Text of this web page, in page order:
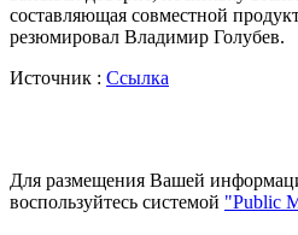
составляющая совместной
резюмировал Владимир Голубев.
Источник : Ссылка
Для размещения Вашей
воспользуйтесь системой "Public